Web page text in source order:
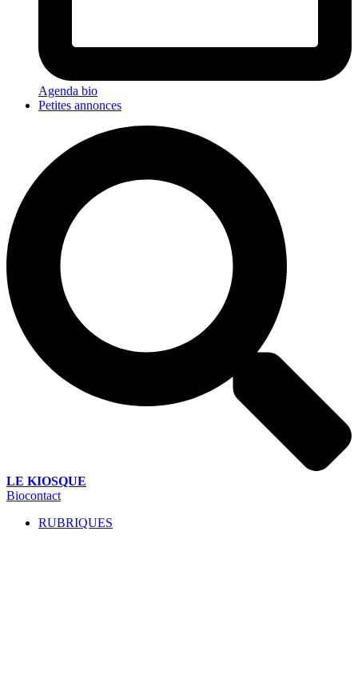
Agenda bio
Petites annonces
LE KIOSQUE
Biocontact
RUBRIQUES